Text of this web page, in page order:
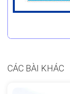
CÁC BÀI KHÁC